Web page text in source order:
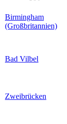
Birmingham
(Großbritannien)
Bad Vilbel
Zweibrücken